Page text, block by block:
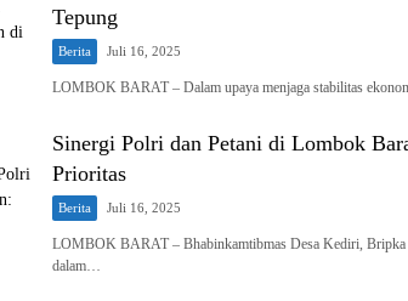
Tepung
Berita Juli 16, 2025
LOMBOK BARAT – Dalam upaya menjaga stabilitas
Sinergi Polri dan Petani di Lombok
Prioritas
Berita Juli 16, 2025
LOMBOK BARAT – Bhabinkamtibmas Desa Kediri, Bripka
dalam…